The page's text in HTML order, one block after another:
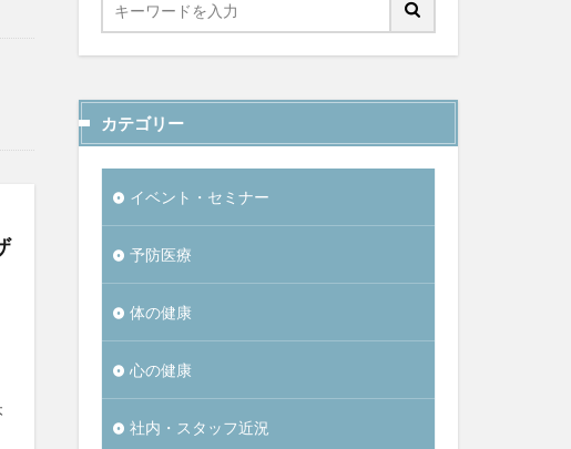
カテゴリー
イベント・セミナー
予防医療
体の健康
心の健康
社内・スタッフ近況